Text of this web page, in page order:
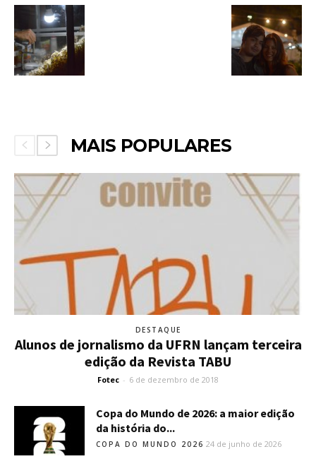
MAIS POPULARES
DESTAQUE
Alunos de jornalismo da UFRN lançam terceira
edição da Revista TABU
Fotec - 6 de dezembro de 2018
Copa do Mundo de 2026: a maior edição
da história do...
COPA DO MUNDO 2026 24 de junho de 2026